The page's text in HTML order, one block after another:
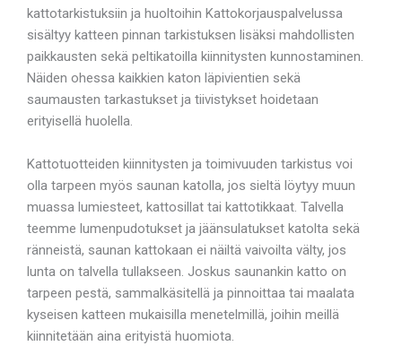
kattotarkistuksiin ja huoltoihin Kattokorjauspalvelussa
sisältyy katteen pinnan tarkistuksen lisäksi mahdollisten
paikkausten sekä peltikatoilla kiinnitysten kunnostaminen.
Näiden ohessa kaikkien katon läpivientien sekä
saumausten tarkastukset ja tiivistykset hoidetaan
erityisellä huolella.
Kattotuotteiden kiinnitysten ja toimivuuden tarkistus voi
olla tarpeen myös saunan katolla, jos sieltä löytyy muun
muassa lumiesteet, kattosillat tai kattotikkaat. Talvella
teemme lumenpudotukset ja jäänsulatukset katolta sekä
ränneistä, saunan kattokaan ei näiltä vaivoilta välty, jos
lunta on talvella tullakseen. Joskus saunankin katto on
tarpeen pestä, sammalkäsitellä ja pinnoittaa tai maalata
kyseisen katteen mukaisilla menetelmillä, joihin meillä
kiinnitetään aina erityistä huomiota.